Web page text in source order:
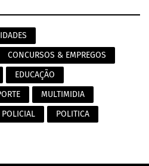
CONCURSOS & EMPREGOS
EDUCAÇÃO
MULTIMIDIA
POLICIAL
POLITICA